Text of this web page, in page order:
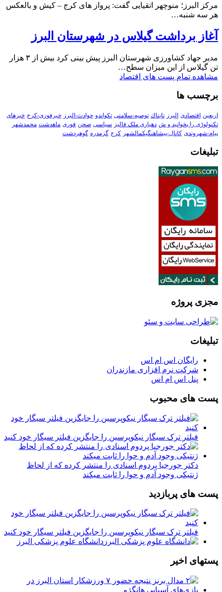
مرکز البرز؛ منوچهر اتقیایی گفت: پرواز های کرج – کیش و بالعکس
هر سه شنبه…
آغاز برداشت گیلاس در شهرستان البرز
مدیر جهاد کشاورزی شهرستان البرز پیش بینی کرد بیش از ۳ هزار
تن گیلاس از این میزان سطح…
مشاهده تمام پست های اقتصاد
برچسب ها
اربعین اقتصادی البرز تابناك توصیه-سلامتی تکواندو حوادث-البرز خبرفوری-کرج خبرهای
تکنولوڑی را بخوانید و ش دهیاری ملک فالیز سیاسی صحن فوری ماهدشت محمدشهر
پیام-شهروندی کانال-پیشاهنگیکمالشهر کرج گرمدره گوهردشت
تبلیغات
مجزی پروژه
تبلیغات
رایگان اس ام اس
شرکت نرم افزاری مازندران
پنل اس ام اس
پست های محبوب
فیلتر ترک سیگار نیکوپرسین را جایگزین فیلتر سیگار خود کنید
دکتر جورجیا پردوم اسنادی را منتشر کرده که از لحاظ
ژنتیکی وجود آدم و حوا را ثابت میکند
پست های پربازدید
فیلتر ترک سیگار نیکوپرسین را جایگزین فیلتر سیگار خود کنید
دانشگاه علوم پزشکی البرز
پستهای اخیر